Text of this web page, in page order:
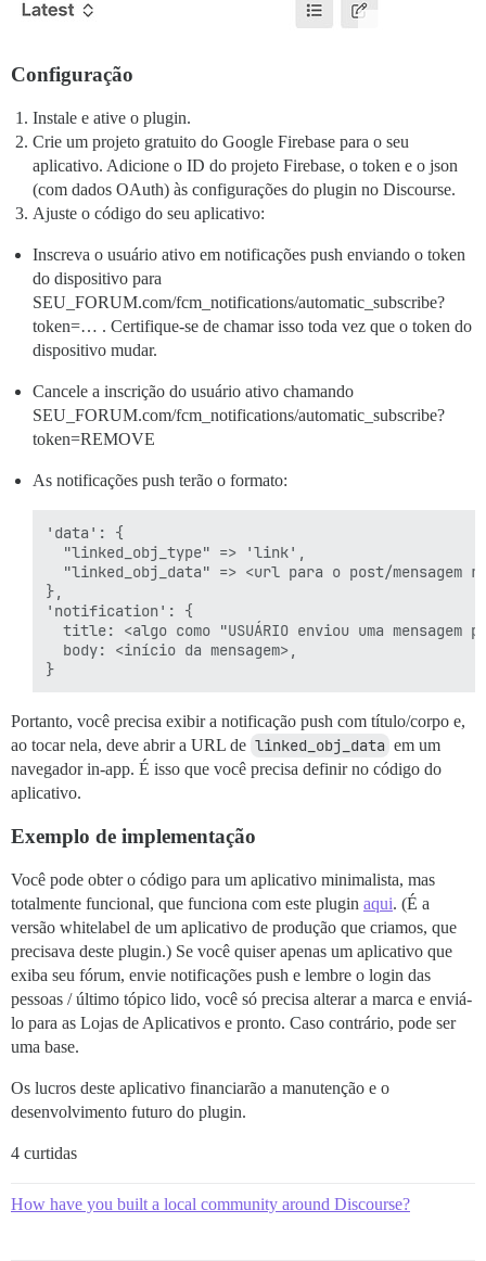
Configuração
Instale e ative o plugin.
Crie um projeto gratuito do Google Firebase para o seu
aplicativo. Adicione o ID do projeto Firebase, o token e o json
(com dados OAuth) às configurações do plugin no Discourse.
Ajuste o código do seu aplicativo:
Inscreva o usuário ativo em notificações push enviando o token
do dispositivo para
SEU_FORUM.com/fcm_notifications/automatic_subscribe?
token=… . Certifique-se de chamar isso toda vez que o token do
dispositivo mudar.
Cancele a inscrição do usuário ativo chamando
SEU_FORUM.com/fcm_notifications/automatic_subscribe?
token=REMOVE
As notificações push terão o formato:
'data': {
  "linked_obj_type" => 'link',
"linked_obj_data" => <url para o post/mensagem
},
'notification': {
title: <algo como "USUÁRIO enviou uma mensagem
  body: <início da mensagem>,
Portanto, você precisa exibir a notificação push com título/corpo e,
ao tocar nela, deve abrir a URL de linked_obj_data em um
navegador in-app. É isso que você precisa definir no código do
aplicativo.
Exemplo de implementação
Você pode obter o código para um aplicativo minimalista, mas
totalmente funcional, que funciona com este plugin aqui. (É a
versão whitelabel de um aplicativo de produção que criamos, que
precisava deste plugin.) Se você quiser apenas um aplicativo que
exiba seu fórum, envie notificações push e lembre o login das
pessoas / último tópico lido, você só precisa alterar a marca e enviá-
lo para as Lojas de Aplicativos e pronto. Caso contrário, pode ser
uma base.
Os lucros deste aplicativo financiarão a manutenção e o
desenvolvimento futuro do plugin.
4 curtidas
How have you built a local community around Discourse?